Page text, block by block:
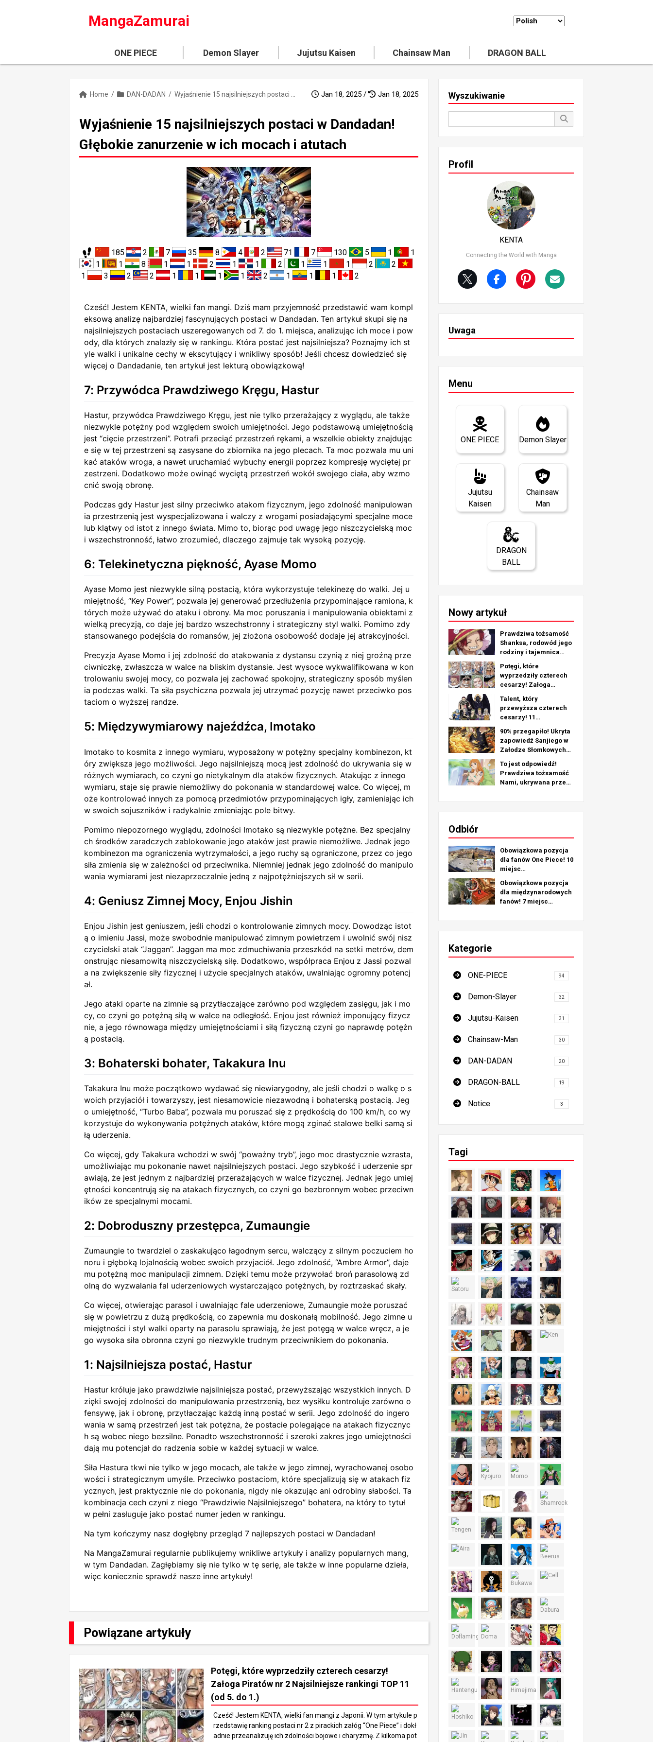
MangaZamurai
ONE PIECE Demon Slayer Jujutsu Kaisen Chainsaw Man DRAGON BALL
Home / DAN-DADAN / Jan 18, 2025 / Jan 18, 2025
Wyjaśnienie 15 najsilniejszych postaci w Dandadan!
Głębokie zanurzenie w ich mocach i atutach
185 2 7 35 8 4 2 71 7 130 5 1
1
1
1 8 1 1 2 1 1 2 1 1 1 2
2
1
3 2 2 1 1 1 1 2 1 1 1 2
Cześć! Jestem KENTA, wielki fan mangi. Dziś mam przyjemność przedstawić wam kompl
eksową analizę najbardziej fascynujących postaci w Dandadan. Ten artykuł skupi się na
najsilniejszych postaciach uszeregowanych od 7. do 1. miejsca, analizując ich moce i pow
ody, dla których znalazły się w rankingu. Która postać jest najsilniejsza? Poznajmy ich st
yle walki i unikalne cechy w ekscytujący i wnikliwy sposób! Jeśli chcesz dowiedzieć się
więcej o Dandadanie, ten artykuł jest lekturą obowiązkową!
7: Przywódca Prawdziwego Kręgu, Hastur
Hastur, przywódca Prawdziwego Kręgu, jest nie tylko przerażający z wyglądu, ale także
niezwykle potężny pod względem swoich umiejętności. Jego podstawową umiejętnością
jest “cięcie przestrzeni”. Potrafi przeciąć przestrzeń rękami, a wszelkie obiekty znajdując
e się w tej przestrzeni są zasysane do zbiornika na jego plecach. Ta moc pozwala mu uni
kać ataków wroga, a nawet uruchamiać wybuchy energii poprzez kompresję wyciętej pr
zestrzeni. Dodatkowo może owinąć wyciętą przestrzeń wokół swojego ciała, aby wzmo
cnić swoją obronę.
Podczas gdy Hastur jest silny przeciwko atakom fizycznym, jego zdolność manipulowan
ia przestrzenią jest wyspecjalizowana i walczy z wrogami posiadającymi specjalne moce
lub klątwy od istot z innego świata. Mimo to, biorąc pod uwagę jego niszczycielską moc
i wszechstronność, łatwo zrozumieć, dlaczego zajmuje tak wysoką pozycję.
6: Telekinetyczna piękność, Ayase Momo
Ayase Momo jest niezwykle silną postacią, która wykorzystuje telekinezę do walki. Jej u
miejętność, “Key Power”, pozwala jej generować przedłużenia przypominające ramiona, k
tórych może używać do ataku i obrony. Ma moc poruszania i manipulowania obiektami z
wielką precyzją, co daje jej bardzo wszechstronny i strategiczny styl walki. Pomimo zdy
stansowanego podejścia do romansów, jej złożona osobowość dodaje jej atrakcyjności.
Precyzja Ayase Momo i jej zdolność do atakowania z dystansu czynią z niej groźną prze
ciwniczkę, zwłaszcza w walce na bliskim dystansie. Jest wysoce wykwalifikowana w kon
trolowaniu swojej mocy, co pozwala jej zachować spokojny, strategiczny sposób myślen
ia podczas walki. Ta siła psychiczna pozwala jej utrzymać pozycję nawet przeciwko pos
taciom o wyższej randze.
5: Międzywymiarowy najeźdźca, Imotako
Imotako to kosmita z innego wymiaru, wyposażony w potężny specjalny kombinezon, kt
óry zwiększa jego możliwości. Jego najsilniejszą mocą jest zdolność do ukrywania się w
różnych wymiarach, co czyni go nietykalnym dla ataków fizycznych. Atakując z innego
wymiaru, staje się prawie niemożliwy do pokonania w standardowej walce. Co więcej, m
oże kontrolować innych za pomocą przedmiotów przypominających igły, zamieniając ich
w swoich sojuszników i radykalnie zmieniając pole bitwy.
Pomimo niepozornego wyglądu, zdolności Imotako są niezwykle potężne. Bez specjalny
ch środków zaradczych zablokowanie jego ataków jest prawie niemożliwe. Jednak jego
kombinezon ma ograniczenia wytrzymałości, a jego ruchy są ograniczone, przez co jego
siła zmienia się w zależności od przeciwnika. Niemniej jednak jego zdolność do manipulo
wania wymiarami jest niezaprzeczalnie jedną z najpotężniejszych sił w serii.
4: Geniusz Zimnej Mocy, Enjou Jishin
Enjou Jishin jest geniuszem, jeśli chodzi o kontrolowanie zimnych mocy. Dowodząc istot
ą o imieniu Jassi, może swobodnie manipulować zimnym powietrzem i uwolnić swój nisz
czycielski atak “Jaggan”. Jaggan ma moc zdmuchiwania przeszkód na setki metrów, dem
onstrując niesamowitą niszczycielską siłę. Dodatkowo, współpraca Enjou z Jassi pozwal
a na zwiększenie siły fizycznej i użycie specjalnych ataków, uwalniając ogromny potencj
ał.
Jego ataki oparte na zimnie są przytłaczające zarówno pod względem zasięgu, jak i mo
cy, co czyni go potężną siłą w walce na odległość. Enjou jest również imponujący fizycz
nie, a jego równowaga między umiejętnościami i siłą fizyczną czyni go naprawdę potężn
ą postacią.
3: Bohaterski bohater, Takakura Inu
Takakura Inu może początkowo wydawać się niewiarygodny, ale jeśli chodzi o walkę o s
woich przyjaciół i towarzyszy, jest niesamowicie niezawodną i bohaterską postacią. Jeg
o umiejętność, “Turbo Baba”, pozwala mu poruszać się z prędkością do 100 km/h, co wy
korzystuje do wykonywania potężnych ataków, które mogą zginać stalowe belki samą si
łą uderzenia.
Co więcej, gdy Takakura wchodzi w swój “poważny tryb”, jego moc drastycznie wzrasta,
umożliwiając mu pokonanie nawet najsilniejszych postaci. Jego szybkość i uderzenie spr
awiają, że jest jednym z najbardziej przerażających w walce fizycznej. Jednak jego umiej
ętności koncentrują się na atakach fizycznych, co czyni go bezbronnym wobec przeciwn
ików ze specjalnymi mocami.
2: Dobroduszny przestępca, Zumaungie
Zumaungie to twardziel o zaskakująco łagodnym sercu, walczący z silnym poczuciem ho
noru i głęboką lojalnością wobec swoich przyjaciół. Jego zdolność, “Ambre Armor”, daje
mu potężną moc manipulacji zimnem. Dzięki temu może przywołać broń parasolową zd
olną do wyzwalania fal uderzeniowych wystarczająco potężnych, by roztrzaskać skały.
Co więcej, otwierając parasol i uwalniając fale uderzeniowe, Zumaungie może poruszać
się w powietrzu z dużą prędkością, co zapewnia mu doskonałą mobilność. Jego zimne u
miejętności i styl walki oparty na parasolu sprawiają, że jest potęgą w walce wręcz, a je
go wysoka siła obronna czyni go niezwykle trudnym przeciwnikiem do pokonania.
1: Najsilniejsza postać, Hastur
Hastur króluje jako prawdziwie najsilniejsza postać, przewyższając wszystkich innych. D
zięki swojej zdolności do manipulowania przestrzenią, bez wysiłku kontroluje zarówno o
fensywę, jak i obronę, przytłaczając każdą inną postać w serii. Jego zdolność do ingero
wania w samą przestrzeń jest tak potężna, że postacie polegające na atakach fizycznyc
h są wobec niego bezsilne. Ponadto wszechstronność i szeroki zakres jego umiejętności
dają mu potencjał do radzenia sobie w każdej sytuacji w walce.
Siła Hastura tkwi nie tylko w jego mocach, ale także w jego zimnej, wyrachowanej osobo
wości i strategicznym umyśle. Przeciwko postaciom, które specjalizują się w atakach fiz
ycznych, jest praktycznie nie do pokonania, nigdy nie okazując ani odrobiny słabości. Ta
kombinacja cech czyni z niego “Prawdziwie Najsilniejszego” bohatera, na który to tytuł
w pełni zasługuje jako postać numer jeden w rankingu.
Na tym kończymy nasz dogłębny przegląd 7 najlepszych postaci w Dandadan!
Na MangaZamurai regularnie publikujemy wnikliwe artykuły i analizy popularnych mang,
w tym Dandadan. Zagłębiamy się nie tylko w tę serię, ale także w inne popularne dzieła,
więc koniecznie sprawdź nasze inne artykuły!
Powiązane artykuły
Potęgi, które wyprzedziły czterech cesarzy!
Załoga Piratów nr 2 Najsilniejsze rankingi TOP 11
(od 5. do 1.)
Cześć! Jestem KENTA, wielki fan mangi z Japonii. W tym artykule p
rzedstawię ranking postaci nr 2 z pirackich załóg “One Piece” i dokł
adnie przeanalizuję ich zdolności bojowe i charyzmę. Z kilkoma pot
Wyszukiwanie
Profil
KENTA
Connecting the World with Manga
Uwaga
Menu
ONE PIECE Demon Slayer
Jujutsu
Kaisen
Chainsaw
Man
DRAGON
BALL
Nowy artykuł
Prawdziwa tożsamość
Shanksa, rodowód jego
rodziny i tajemnica
dogłębna analiza
ostatniego rozdziału!
Potęgi, które
wyprzedziły czterech
cesarzy! Załoga
Najsilniejsze rankingi
TOP 11 (od 5. do 1.)
Talent, który
przewyższa czterech
cesarzy! 11
z pirackiej załogi nr 2
(od 11. do 6. miejsca)
90% przegapiło! Ukryta
zapowiedź Sanjiego w
Załodze Słomkowych
To jest odpowiedź!
Prawdziwa tożsamość
Nami, ukrywana przez
Odbiór
Obowiązkowa pozycja
dla fanów One Piece! 10
miejsc
inspirowanych
prawdziwymi
lokalizacjami na całym
Obowiązkowa pozycja
dla międzynarodowych
fanów! 7 miejsc
Kategorie
ONE-PIECE 94
Demon-Slayer 32
Jujutsu-Kaisen 31
Chainsaw-Man 30
DAN-DADAN 20
DRAGON-BALL 19
Notice 3
Tagi